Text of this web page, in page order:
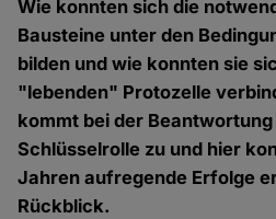
Wie konnten sich die
Bausteine unter den
bilden und wie konnten sie
"lebenden" Protozelle
kommt bei der
Schlüsselrolle zu und hier
Jahren aufregende Erfolge
Rückblick.